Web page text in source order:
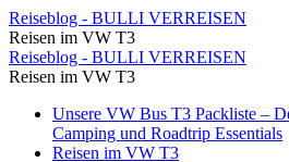
Wir
sind
froh,
für
Alfred
Reiseblog - BULLI VERREISEN
Reisen im VW T3
Wir
sind
froh,
für
Reiseblog - BULLI VERREISEN
Reisen im VW T3
Skip
content
Unsere VW Bus T3 Packliste –
Camping und Roadtrip Essentials
Reisen im VW T3